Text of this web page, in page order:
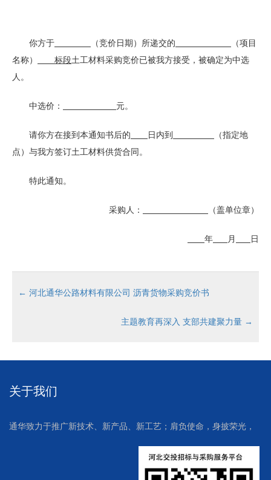
你方于 （竞价日期）所递交的
（项目
名称）
标段土工材料采购竞价已被我方接受，被确定为中选
人。
中选价： 元。
请你方在接到本通知书后的 日内到
（指定地
点）与我方签订土工材料供货合同。
特此通知。
采购人： （盖单位章）
年 月 日
← 河北通华公路材料有限公司 沥青货物采购竞价书
主题教育再深入 支部共建聚力量 →
关于我们
通华致力于推广新技术、新产品、新工艺；肩负使命，身披荣光，